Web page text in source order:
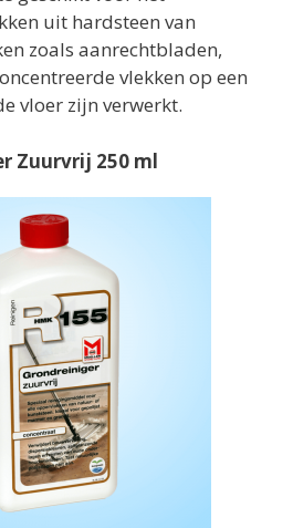
uit hardsteen van
zoals aanrechtbladen,
vlekken op een
vloer zijn verwerkt.
Zuurvrij 250 ml